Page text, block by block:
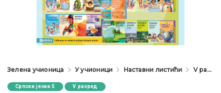
Зелена учионица У учионици Наставни листићи V разред
Српски језик 5 V разред